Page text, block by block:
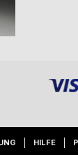
HILFE